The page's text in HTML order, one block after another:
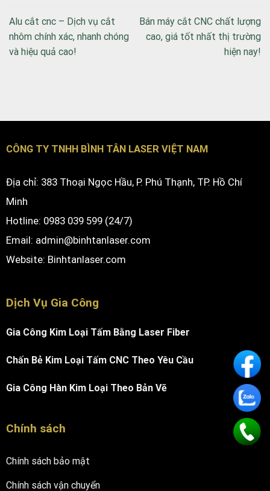
Alu cắt cnc – Dịch vụ cắt
nhôm chính xác, nhanh chóng
và hiệu quả cao!
Bán máy cắt CNC chất lượng
cao, giá tốt nhất thị trường
hiện nay!
CÔNG TY TNHH BÌNH TÂN LASER VIỆT NAM
Địa chỉ: 383 Thoại Ngọc Hầu, P. Phú Thạnh, TP. Hồ Chí
Minh
Hotline: 0983 039 599 (24/7)
Email: admin@binhtanlaser.com
Website: Binhtanlaser.com
Dịch Vụ Gia Công
Gia Công Kim Loại Tấm Bằng Laser Fiber
Chấn Bẻ Kim Loại Tấm CNC Theo Yêu Cầu
Gia Công Hàn Kim Loại Theo Bản Vẽ
Chính sách
Chính sách bảo mật
Chính sách vận chuyển